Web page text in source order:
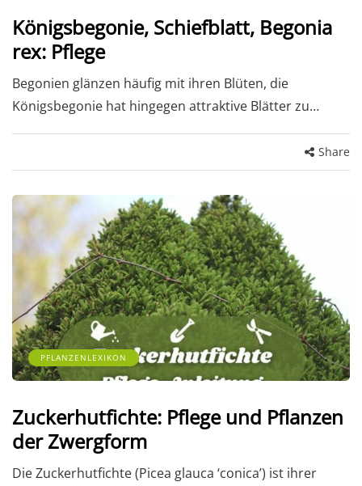
Königsbegonie, Schiefblatt, Begonia
rex: Pflege
Begonien glänzen häufig mit ihren Blüten, die
Königsbegonie hat hingegen attraktive Blätter zu…
Share
PFLANZENLEXIKON
Zuckerhutfichte: Pflege und Pflanzen
der Zwergform
Die Zuckerhutfichte (Picea glauca ‘conica’) ist ihrer